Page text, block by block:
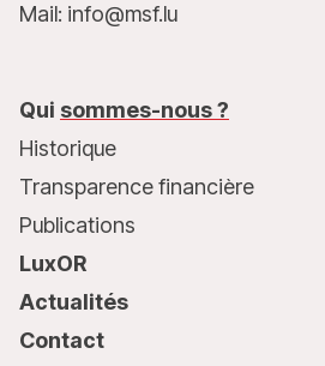
Mail: info@msf.lu
Qui sommes-nous ?
Historique
Transparence financière
Publications
LuxOR
Actualités
Contact